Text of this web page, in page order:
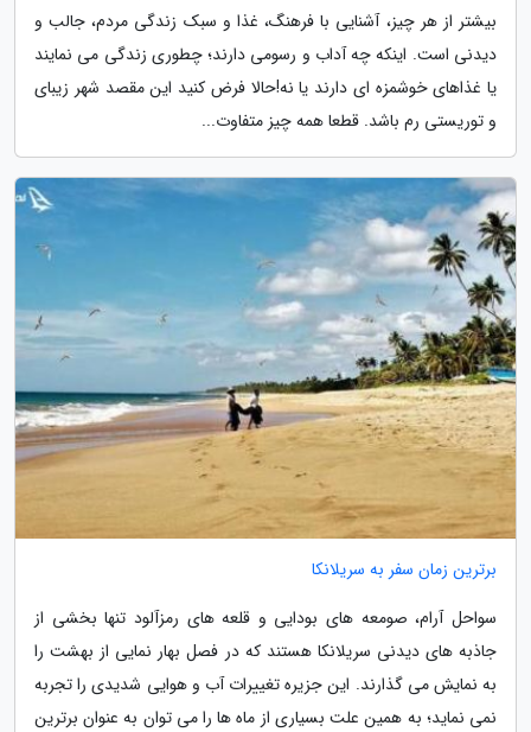
بیشتر از هر چیز، آشنایی با فرهنگ، غذا و سبک زندگی مردم، جالب و
دیدنی است. اینکه چه آداب و رسومی دارند؛ چطوری زندگی می نمایند
یا غذاهای خوشمزه ای دارند یا نه!حالا فرض کنید این مقصد شهر زیبای
و توریستی رم باشد. قطعا همه چیز متفاوت...
برترین زمان سفر به سریلانکا
سواحل آرام، صومعه های بودایی و قلعه های رمزآلود تنها بخشی از
جاذبه های دیدنی سریلانکا هستند که در فصل بهار نمایی از بهشت را
به نمایش می گذارند. این جزیره تغییرات آب و هوایی شدیدی را تجربه
نمی نماید؛ به همین علت بسیاری از ماه ها را می توان به عنوان برترین